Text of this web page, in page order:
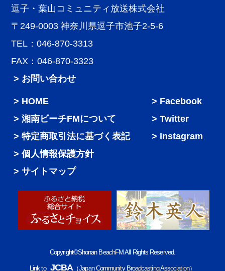
逗子・葉山コミュニティ放送株式会社
〒249-0003 神奈川県逗子市池子2-5-6
TEL：046-870-3313
FAX：046-870-3323
> お問い合わせ
HOME
湘南ビーチFMについて
特定商取引法に基づく表記
個人情報保護方針
サイトマップ
Facebook
Twitter
Instagram
Copyright©Shonan BeachFM All Rights Reserved.
Link to JCBA （Japan Community Broadcasting Association）